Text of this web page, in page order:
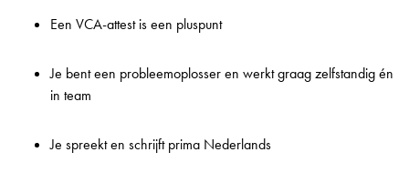
Een VCA-attest is een pluspunt
Je bent een probleemoplosser en werkt graag zelfstandig én
in team
Je spreekt en schrijft prima Nederlands